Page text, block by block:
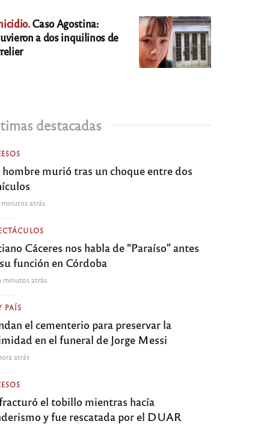
Caso Agostina:
a dos inquilinos de
destacadas
hombre murió tras un choque entre dos
atrás
Cáceres nos habla de “Paraíso” antes
función en Córdoba
atrás
PAÍS
el cementerio para preservar la
en el funeral de Jorge Messi
atrás
el tobillo mientras hacía
y fue rescatada por el DUAR